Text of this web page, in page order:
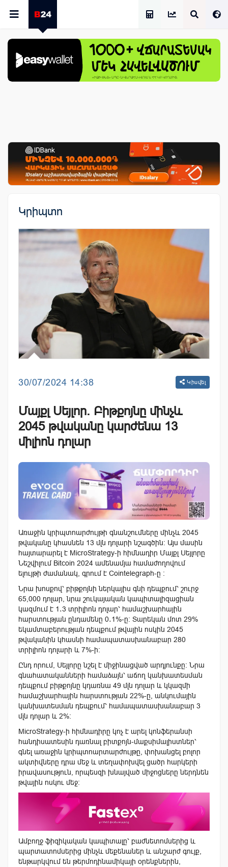
Կրիպտո
30/07/2024 14:38 Կիսվել
Մայքլ Սեյլոր. Բիթքոյնը մինչև
2045 թվականը կարժենա 13
միլիոն դոլար
Առաջին կրիպտոարժույթի գնանշումները մինչև 2045
թվականը կհասնեն 13 մլն դոլարի նշագծին։ Այս մասին
հայտարարել է MicroStrategy-ի հիմնադիր Մայքլ Սեյլորը
Նեշվիլում Bitcoin 2024 ամենամյա համաժողովում
ելույթի ժամանակ, գրում է Cointelegraph-ը ։
Նրա խոսքով՝ բիթքոյնի ներկայիս գնի դեպքում՝ շուրջ
65,000 դոլար, նրա շուկայական կապիտալիզացիան
կազմում է 1․3 տրիլիոն դոլար՝ համաշխարհային
հարստության ընդամենը 0․1%-ը։ Տարեկան մոտ 29%
եկամտաբերության դեպքում թվային ոսկին 2045
թվականին կհասնի համապատասխանաբար 280
տրիլիոն դոլարի և 7%-ի:
Ընդ որում, Սեյլորը նշել է միջինացված արդյունքը։ Նրա
գնահատականների համաձայն՝ աճող կանխատեսման
դեպքում բիթքոյնը կդառնա 49 մլն դոլար և կկազմի
համաշխարհային հարստության 22%-ը, անկումային
կանխատեսման դեպքում՝ համապատասխանաբար 3
մլն դոլար և 2%:
MicroStrategy-ի հիմնադիրը կոչ է արել կոնֆերանսի
հանդիսատեսին դառնալ բիտքոյն-մաքսիմալիստներ՝
գնել առաջին կրիպտոարտարժույթը, փոխանցել բոլոր
ակտիվները դրա մեջ և տեղափոխվել ցածր հարկերի
իրավասություն, որպեսզի խնայված միջոցները ներդնեն
թվային ոսկու մեջ:
Ամբողջ ֆիզիկական կապիտալը՝ բաժնետոմսերից և
պարտատոմսերից մինչև մեքենաներ և անշարժ գույք,
ենթարկվում են թերմոդինամիկայի օրենքներին,